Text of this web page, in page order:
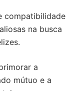
compatibilidade
na busca
a
mútuo e a